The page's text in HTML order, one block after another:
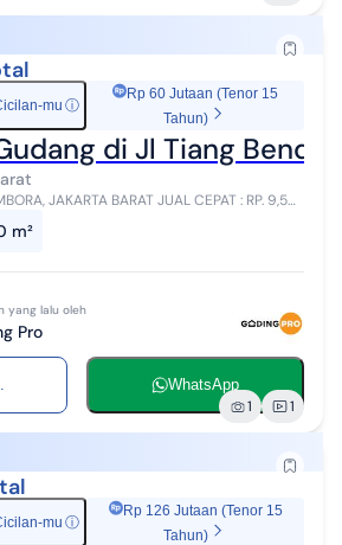
mu ⓘ
Rp 60 Jutaan (Tenor 15
Tahun)
di Jl Tiang
BARAT JUAL CEPAT : RP. 9,5M
m²
yang lalu oleh
Pro
WhatsApp
1 1
mu ⓘ
Rp 126 Jutaan (Tenor 15
Tahun)